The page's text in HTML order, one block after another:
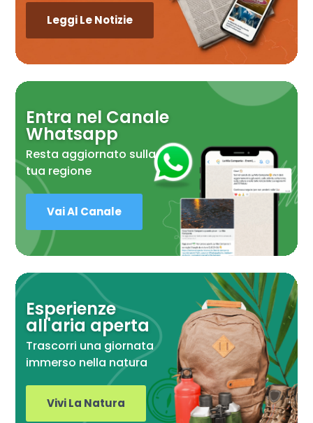
Leggi Le Notizie
Entra nel Canale
Whatsapp
Resta aggiornato sulla
tua regione
Vai Al Canale
Esperienze
all'aria aperta
Trascorri una giornata
immerso nella natura
Vivi La Natura